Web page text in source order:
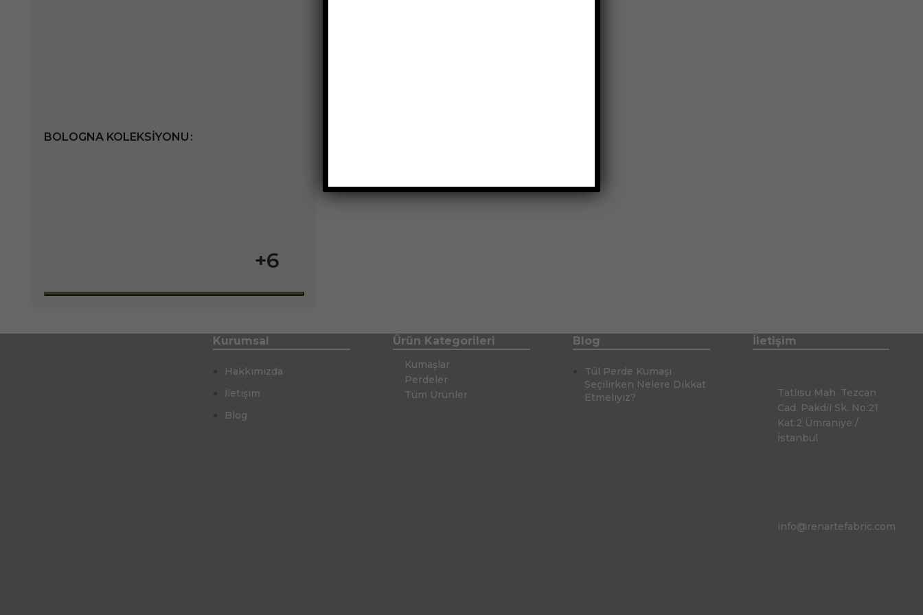
BOLOGNA KOLEKSIYONU
+6
Kurumsal
Hakkımızda
İletişim
Blog
Ürün Kategorileri
Kumaşlar
Perdeler
Tüm Ürünler
Blog
Tül Perde Kumaşı
Seçilirken Nelere Dikkat
Etmeliyiz?
İletişim
Tatlısu Mah. Tezcan
Cad. Pakdil Sk. No:21
Kat:2 Ümraniye /
İstanbul
info@renartefabric.com